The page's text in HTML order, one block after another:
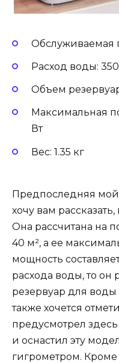
Обслуживаемая
Расход воды:
Объем
Максимальная
Вт
Вес: 1.35 кг
Предпоследняя
хочу вам
Она рассчитана на
40 м², а ее
мощность
расхода воды, то он
резервуар для
также хочется
предусмотрел
и оснастил эту
гигрометром. Кроме